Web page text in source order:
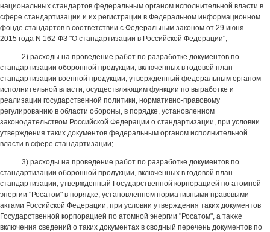
национальных стандартов федеральным органом исполнительной власти в
сфере стандартизации и их регистрации в Федеральном информационном
фонде стандартов в соответствии с Федеральным законом от 29 июня
2015 года N 162-ФЗ "О стандартизации в Российской Федерации";
2) расходы на проведение работ по разработке документов по
стандартизации оборонной продукции, включенных в годовой план
стандартизации военной продукции, утвержденный федеральным органом
исполнительной власти, осуществляющим функции по выработке и
реализации государственной политики, нормативно-правовому
регулированию в области обороны, в порядке, установленном
законодательством Российской Федерации о стандартизации, при условии
утверждения таких документов федеральным органом исполнительной
власти в сфере стандартизации;
3) расходы на проведение работ по разработке документов по
стандартизации оборонной продукции, включенных в годовой план
стандартизации, утвержденный Государственной корпорацией по атомной
энергии "Росатом" в порядке, установленном нормативными правовыми
актами Российской Федерации, при условии утверждения таких документов
Государственной корпорацией по атомной энергии "Росатом", а также
включения сведений о таких документах в сводный перечень документов по